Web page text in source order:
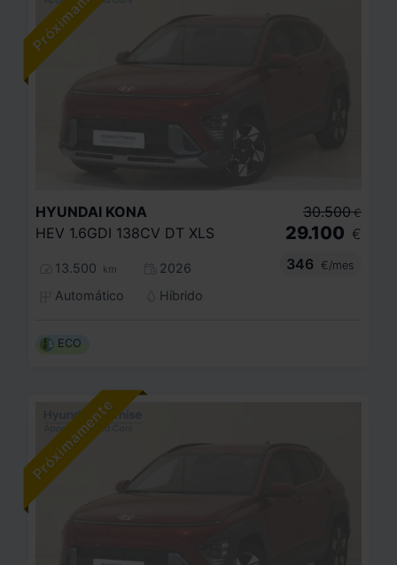
HYUNDAI KONA
HEV 1.6GDI 138CV DT XLS
13.500 km
2026
Automático
Híbrido
30.500 €
29.100 €
346
€/mes
ECO